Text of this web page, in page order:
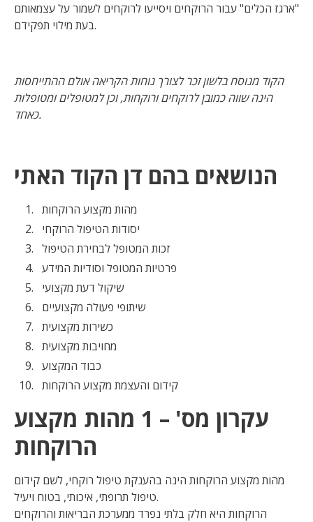
"ארגז הכלים" עבור הרוקחים ויסייעו לרוקחים לשמור על עצמאותם
בעת מילוי תפקידם.
הקוד מנוסח בלשון זכר לצורך נוחות הקריאה אולם ההתייחסות
הינה שווה כמובן לרוקחים ורוקחות, וכן למטופלים ומטופלות
כאחד.
הנושאים בהם דן הקוד האתי
מהות מקצוע הרוקחות
יסודות הטיפול הרוקחי
זכות המטופל לבחירת הטיפול
פרטיות המטופל וסודיות המידע
שיקול דעת מקצועי
שיתופי פעולה מקצועיים
כשירות מקצועית
מחויבות מקצועית
כבוד המקצוע
קידום והעצמת מקצוע הרוקחות
עקרון מס' – 1 מהות מקצוע
הרוקחות
מהות מקצוע הרוקחות הינה בהענקת טיפול רוקחי, לשם קידום
טיפול תרופתי, איכותי, בטוח ויעיל.
הרוקחות היא חלק בלתי נפרד ממערכת הבריאות והרוקחים